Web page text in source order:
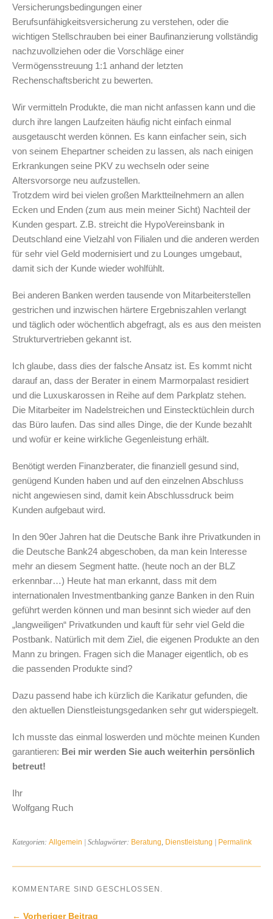
Versicherungsbedingungen einer
Berufsunfähigkeitsversicherung zu verstehen, oder die
wichtigen Stellschrauben bei einer Baufinanzierung vollständig
nachzuvollziehen oder die Vorschläge einer
Vermögensstreuung 1:1 anhand der letzten
Rechenschaftsbericht zu bewerten.
Wir vermitteln Produkte, die man nicht anfassen kann und die
durch ihre langen Laufzeiten häufig nicht einfach einmal
ausgetauscht werden können. Es kann einfacher sein, sich
von seinem Ehepartner scheiden zu lassen, als nach einigen
Erkrankungen seine PKV zu wechseln oder seine
Altersvorsorge neu aufzustellen.
Trotzdem wird bei vielen großen Marktteilnehmern an allen
Ecken und Enden (zum aus mein meiner Sicht) Nachteil der
Kunden gespart. Z.B. streicht die HypoVereinsbank in
Deutschland eine Vielzahl von Filialen und die anderen werden
für sehr viel Geld modernisiert und zu Lounges umgebaut,
damit sich der Kunde wieder wohlfühlt.
Bei anderen Banken werden tausende von Mitarbeiterstellen
gestrichen und inzwischen härtere Ergebniszahlen verlangt
und täglich oder wöchentlich abgefragt, als es aus den meisten
Strukturvertrieben gekannt ist.
Ich glaube, dass dies der falsche Ansatz ist. Es kommt nicht
darauf an, dass der Berater in einem Marmorpalast residiert
und die Luxuskarossen in Reihe auf dem Parkplatz stehen.
Die Mitarbeiter im Nadelstreichen und Einstecktüchlein durch
das Büro laufen. Das sind alles Dinge, die der Kunde bezahlt
und wofür er keine wirkliche Gegenleistung erhält.
Benötigt werden Finanzberater, die finanziell gesund sind,
genügend Kunden haben und auf den einzelnen Abschluss
nicht angewiesen sind, damit kein Abschlussdruck beim
Kunden aufgebaut wird.
In den 90er Jahren hat die Deutsche Bank ihre Privatkunden in
die Deutsche Bank24 abgeschoben, da man kein Interesse
mehr an diesem Segment hatte. (heute noch an der BLZ
erkennbar…) Heute hat man erkannt, dass mit dem
internationalen Investmentbanking ganze Banken in den Ruin
geführt werden können und man besinnt sich wieder auf den
„langweiligen“ Privatkunden und kauft für sehr viel Geld die
Postbank. Natürlich mit dem Ziel, die eigenen Produkte an den
Mann zu bringen. Fragen sich die Manager eigentlich, ob es
die passenden Produkte sind?
Dazu passend habe ich kürzlich die Karikatur gefunden, die
den aktuellen Dienstleistungsgedanken sehr gut widerspiegelt.
Ich musste das einmal loswerden und möchte meinen Kunden
garantieren: Bei mir werden Sie auch weiterhin persönlich
betreut!
Ihr
Wolfgang Ruch
Kategorien: Allgemein | Schlagwörter: Beratung, Dienstleistung Permalink
KOMMENTARE SIND GESCHLOSSEN.
← Vorheriger Beitrag